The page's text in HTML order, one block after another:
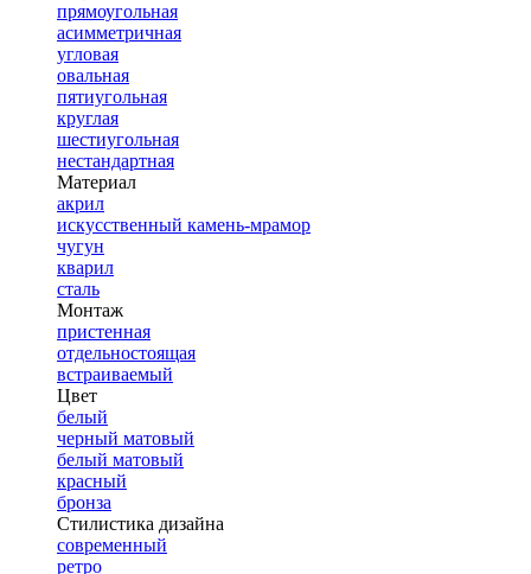
прямоугольная
асимметричная
угловая
овальная
пятиугольная
круглая
шестиугольная
нестандартная
Материал
акрил
искусственный камень-мрамор
чугун
кварил
сталь
Монтаж
пристенная
отдельностоящая
встраиваемый
Цвет
белый
черный матовый
белый матовый
красный
бронза
Стилистика дизайна
современный
ретро